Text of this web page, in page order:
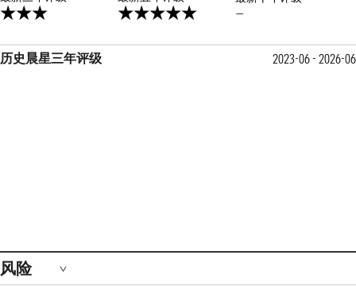
—
历史晨星三年评级 2023-06 - 2026-06
风险